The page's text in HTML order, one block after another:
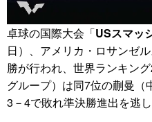
卓球の国際大会「USスマッ
日）、アメリカ・ロサンゼ
勝が行われ、世界ランキン
グループ）は同7位の蒯曼（
3－4で敗れ準決勝進出を逃し